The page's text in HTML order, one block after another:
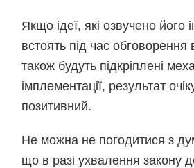
Якщо ідеї, які озвучено його
встоять під час обговорення
також будуть підкріплені
імплементації, результат
позитивний.
Не можна не погодитися з
що в разі ухвалення закону